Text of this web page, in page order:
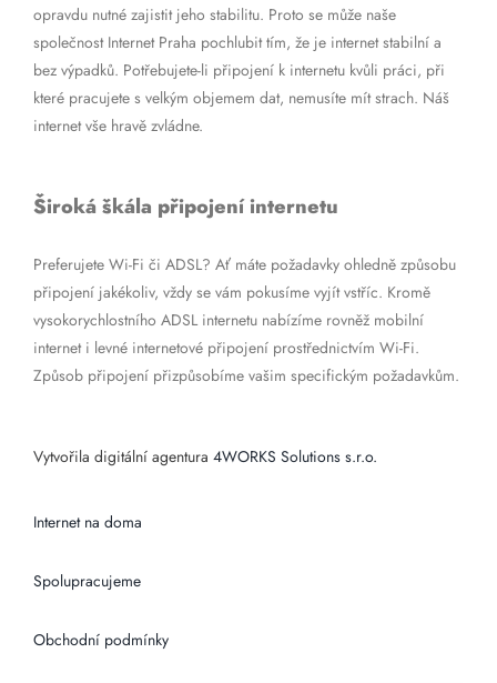
opravdu nutné zajistit jeho stabilitu. Proto se může naše
společnost Internet Praha pochlubit tím, že je internet stabilní a
bez výpadků. Potřebujete-li připojení k internetu kvůli práci, při
které pracujete s velkým objemem dat, nemusíte mít strach. Náš
internet vše hravě zvládne.
Široká škála připojení internetu
Preferujete Wi-Fi či ADSL? Ať máte požadavky ohledně způsobu
připojení jakékoliv, vždy se vám pokusíme vyjít vstříc. Kromě
vysokorychlostního ADSL internetu nabízíme rovněž mobilní
internet i levné internetové připojení prostřednictvím Wi-Fi.
Způsob připojení přizpůsobíme vašim specifickým požadavkům.
Vytvořila digitální agentura 4WORKS Solutions s.r.o.
Internet na doma
Spolupracujeme
Obchodní podmínky